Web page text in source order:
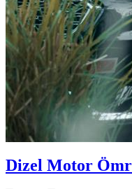
Dizel Motor